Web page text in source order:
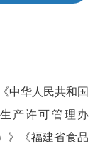
中华人民共和国
产许可管理办
》《福建省食品